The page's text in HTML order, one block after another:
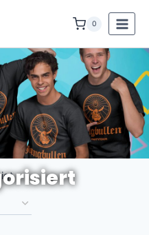
0
Nach
sortiert